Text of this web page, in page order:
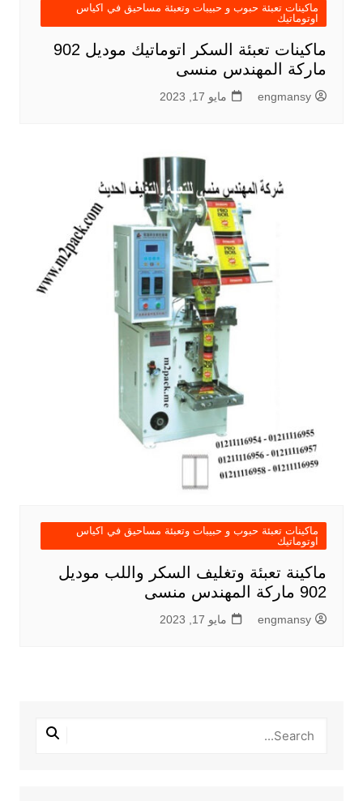
ماكينات تعبئة حبوب و حبيبات وتعبئة مساحيق في اكياس
اوتوماتيك
ماكينات تعبئة السكر اتوماتيك موديل 902
ماركة المهندس منسى
engmansy مايو 17, 2023
ماكينات تعبئة حبوب و حبيبات وتعبئة مساحيق في اكياس
اوتوماتيك
ماكينة تعبئة وتغليف السكر واللب موديل
902 ماركة المهندس منسى
engmansy مايو 17, 2023